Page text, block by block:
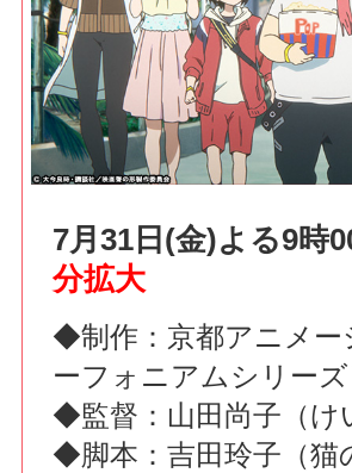
7月31日(金)よる9
分拡大
◆制作：京都アニメー
ーフォニアムシリーズ
◆監督：山田尚子（け
◆脚本：吉田玲子（猫